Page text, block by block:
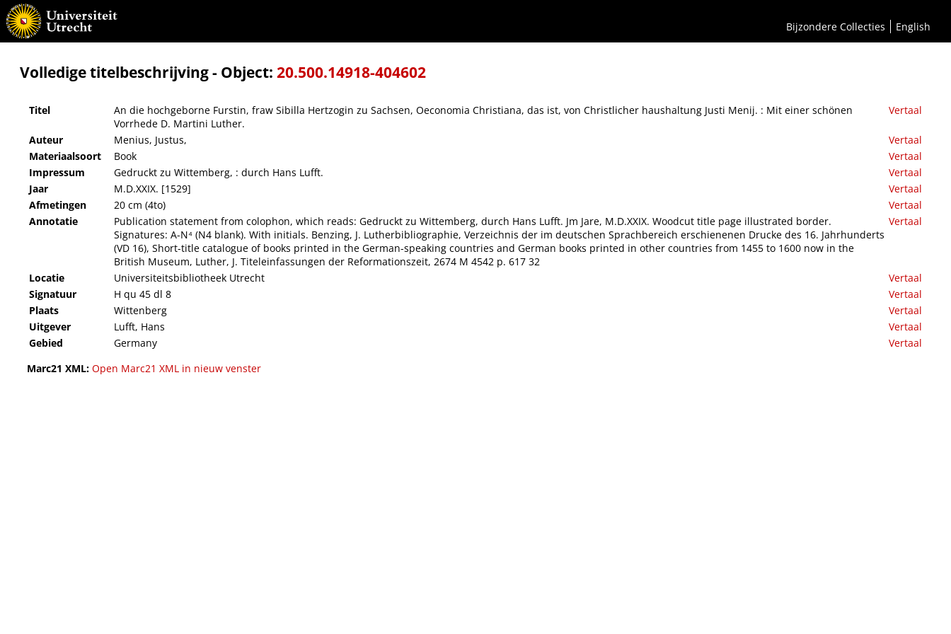
Bijzondere Collecties English
An die hochgeborne Furstin, fraw Sibilla Hertzogin zu Sachsen, Oeconomia Christiana, das ist, von Christlicher haushaltung Justi Menij. : Mit einer schönen Vorrhede D. Martini Luther.
Volledige titelbeschrijving - Object: 20.500.14918-404602
Titel
An die hochgeborne Furstin, fraw Sibilla Hertzogin zu Sachsen, Oeconomia Christiana, das ist, von Christlicher haushaltung Justi Menij. : Mit einer schönen
Vorrhede D. Martini Luther.
Vertaal
Auteur Menius, Justus,
Vertaal
Materiaalsoort
Book
Vertaal
Impressum
Gedruckt zu Wittemberg, : durch Hans Lufft.
Vertaal
Jaar
M.D.XXIX. [1529]
Vertaal
Afmetingen
20 cm (4to)
Vertaal
Annotatie
Publication statement from colophon, which reads: Gedruckt zu Wittemberg, durch Hans Lufft. Jm Jare, M.D.XXIX. Woodcut title page illustrated border.
Signatures: A-N⁴ (N4 blank). With initials. Benzing, J. Lutherbibliographie, Verzeichnis der im deutschen Sprachbereich erschienenen Drucke des 16. Jahrhunderts
(VD 16), Short-title catalogue of books printed in the German-speaking countries and German books printed in other countries from 1455 to 1600 now in the
British Museum, Luther, J. Titeleinfassungen der Reformationszeit, 2674 M 4542 p. 617 32
Vertaal
Locatie Universiteitsbibliotheek Utrecht
Vertaal
Signatuur
H qu 45 dl 8
Vertaal
Plaats
Wittenberg
Vertaal
Uitgever
Lufft, Hans
Vertaal
Gebied
Germany
Vertaal
Marc21 XML: Open Marc21 XML in nieuw venster